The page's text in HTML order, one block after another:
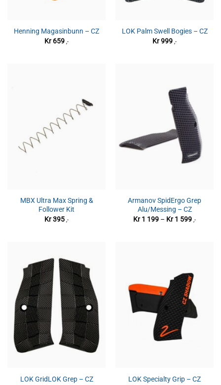
Henning Magasinbunn – CZ
Kr659 ,-
LOK Palm Swell Bogies – CZ
Kr999 ,-
MBX Ultra Max Spring &
Follower Kit
Kr395 ,-
Armanov SpidErgo Grep
Alu/Messing – CZ
Kr1 199 – Kr1 599 ,-
LOK GridLOK Grep – CZ
LOK Specialty Grip – CZ